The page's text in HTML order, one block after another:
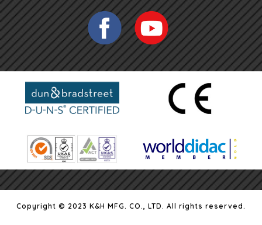
Copyright © 2023 K&H MFG. CO., LTD. All rights reserved.